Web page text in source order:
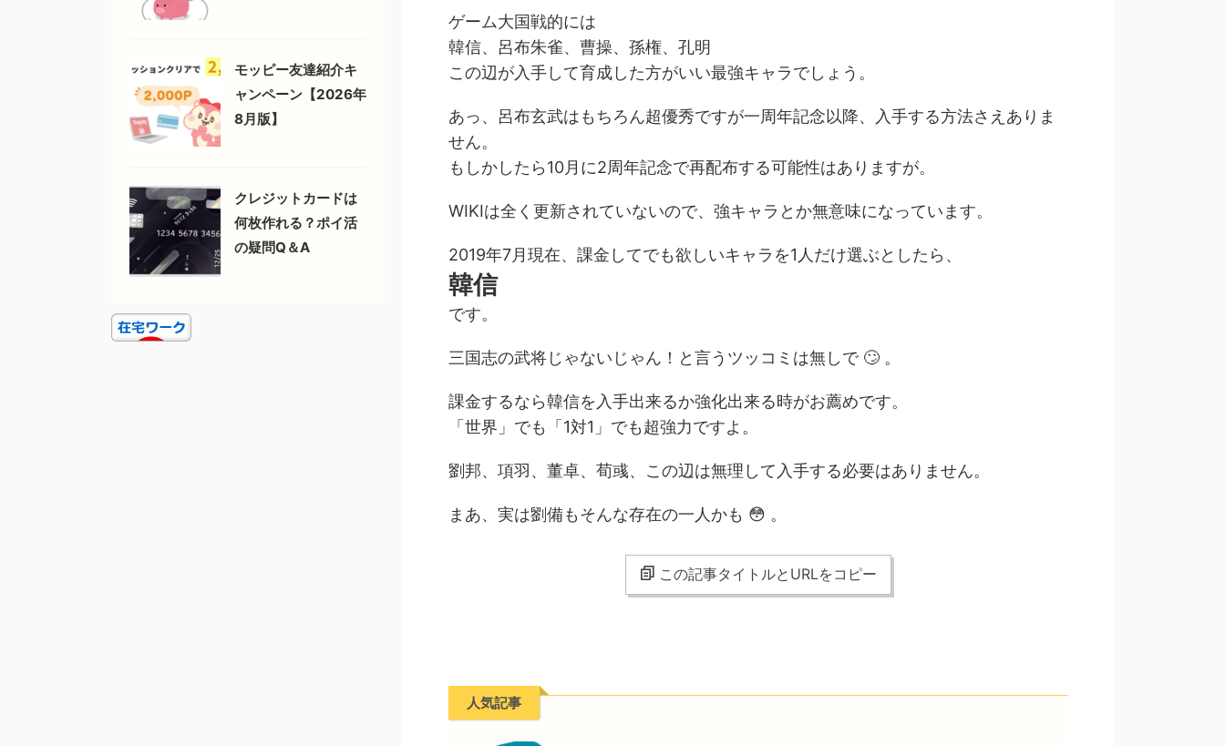
ゲーム大国戦的には
韓信、呂布朱雀、曹操、孫権、孔明
この辺が入手して育成した方がいい最強キャラでしょう。
あっ、呂布玄武はもちろん超優秀ですが一周年記念以降、入手する方法さえありま
せん。
もしかしたら10月に2周年記念で再配布する可能性はありますが。
WIKIは全く更新されていないので、強キャラとか無意味になっています。
2019年7月現在、課金してでも欲しいキャラを1人だけ選ぶとしたら、
韓信
です。
三国志の武将じゃないじゃん！と言うツッコミは無しで 🙄 。
課金するなら韓信を入手出来るか強化出来る時がお薦めです。
「世界」でも「1対1」でも超強力ですよ。
劉邦、項羽、董卓、荀彧、この辺は無理して入手する必要はありません。
まあ、実は劉備もそんな存在の一人かも 😳 。
この記事タイトルとURLをコピー
人気記事
モッピー友達紹介キ
ャンペーン【2026年
8月版】
クレジットカードは
何枚作れる？ポイ活
の疑問Q＆A